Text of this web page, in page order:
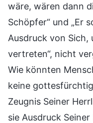
wäre, wären dann
Schöpfer“ und „Er
Ausdruck von Sich,
vertreten“, nicht
Wie könnten
keine
Zeugnis Seiner
sie Ausdruck